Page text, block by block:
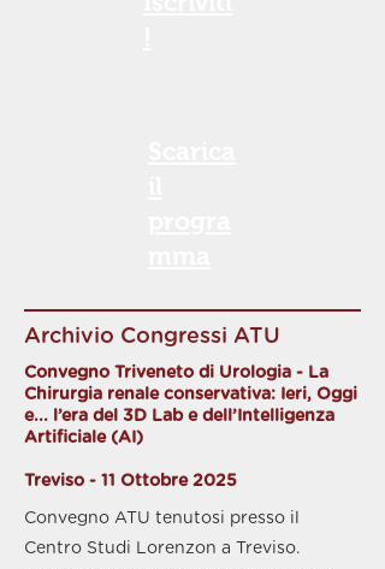
Archivio Congressi ATU
Convegno Triveneto di Urologia - La
Chirurgia renale conservativa: Ieri, Oggi
e... l’era del 3D Lab e dell’Intelligenza
Artificiale (AI)
Treviso - 11 Ottobre 2025
Convegno ATU tenutosi presso il
Centro Studi Lorenzon a Treviso.